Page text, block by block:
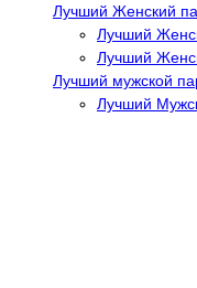
Лучший Женский
Лучший
Лучший
Лучший мужской
Лучший